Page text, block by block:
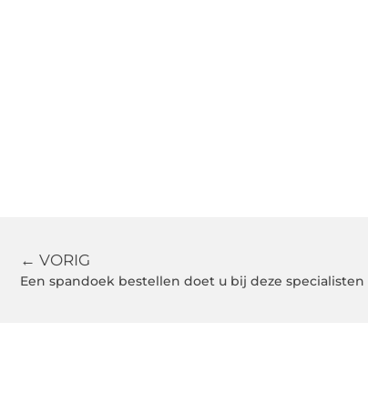
← VORIG
Een spandoek bestellen doet u bij deze specialisten